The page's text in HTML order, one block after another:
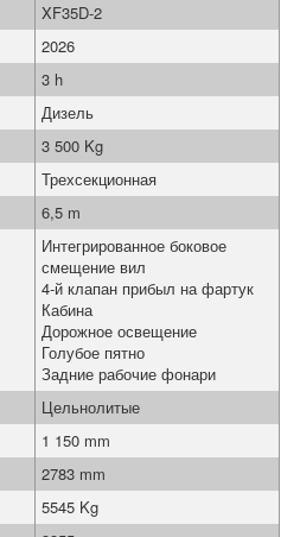
XF35D-2
2026
3 h
Дизель
3 500 Kg
Трехсекционная
6,5 m
Интегрированное боковое
смещение вил
4-й клапан прибыл на фартук
Кабина
Дорожное освещение
Голубое пятно
Задние рабочие фонари
Цельнолитые
1 150 mm
2783 mm
5545 Kg